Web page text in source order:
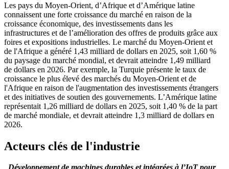
Les pays du Moyen-Orient, d’Afrique et d’Amérique latine
connaissent une forte croissance du marché en raison de la
croissance économique, des investissements dans les
infrastructures et de l’amélioration des offres de produits grâce aux
foires et expositions industrielles. Le marché du Moyen-Orient et
de l'Afrique a généré 1,43 milliard de dollars en 2025, soit 1,60 %
du paysage du marché mondial, et devrait atteindre 1,49 milliard
de dollars en 2026. Par exemple, la Turquie présente le taux de
croissance le plus élevé des marchés du Moyen-Orient et de
l'Afrique en raison de l'augmentation des investissements étrangers
et des initiatives de soutien des gouvernements. L’Amérique latine
représentait 1,26 milliard de dollars en 2025, soit 1,40 % de la part
de marché mondiale, et devrait atteindre 1,3 milliard de dollars en
2026.
Acteurs clés de l'industrie